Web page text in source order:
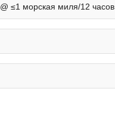
≤1 морская миля/12 часов